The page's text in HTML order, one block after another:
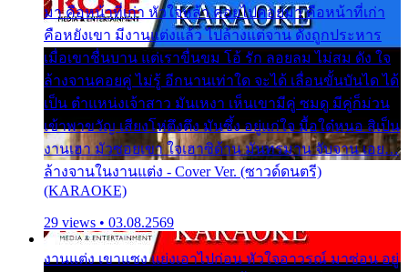
มา คือหน้าที่เก่า หัวใจหล้า คอยไปคอยมา คือหน้าที่เก่า
คือหยังเขา มีงานแต่งแล้ว ไปล้างแต่จาน ดั่งถูกประหาร
เมื่อเขาชื่นบาน แต่เราขื่นขม โอ้ รัก ลอยลม ไม่สม ดัง ใจ
ล้างจานคอยคู่ ไม่รู้ อีกนานเท่าใด จะได้ เลื่อนขั้นบันได ได้
เป็น ตำแหน่งเจ้าสาว มันเหงา เห็นเขามีคู่ ซมดู มีคู่ก็ม่วน
เข้าพาขวัญ เสียงโห่ตึงตึง มันซึ้ง อยู่แก่ใจ มื้อใด๋หนอ สิเป็น
งานเฮา มัวซอยเขา ใจเฮาซิด้าน มันทรมาน จับจาน เอย…
ล้างจานในงานแต่ง - Cover Ver. (ซาวด์ดนตรี)
(KARAOKE)
29 views • 03.08.2569
งานแต่ง เขาแซง แย่งเอาไปก่อน หัวใจอาวรณ์ มาซ่อน อยู่